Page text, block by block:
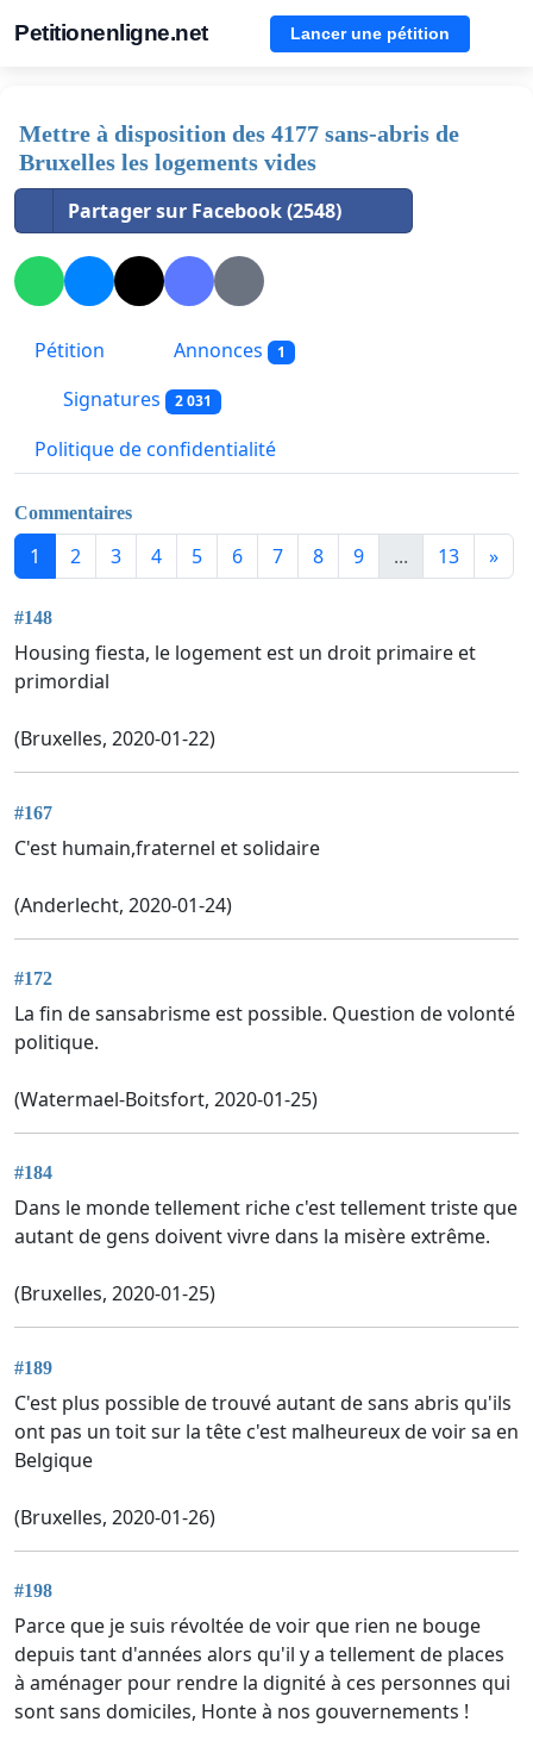
Petitionenligne.net Lancer une pétition
Mettre à disposition des 4177 sans-abris de
Bruxelles les logements vides
Partager sur Facebook (2548)
Pétition Annonces 1
Signatures 2 031
Politique de confidentialité
Commentaires
1 2 3 4 5 6 7 8 9 ... 13 »
#148
Housing fiesta, le logement est un droit primaire et
primordial
(Bruxelles, 2020-01-22)
#167
C'est humain,fraternel et solidaire
(Anderlecht, 2020-01-24)
#172
La fin de sansabrisme est possible. Question de volonté
politique.
(Watermael-Boitsfort, 2020-01-25)
#184
Dans le monde tellement riche c'est tellement triste que
autant de gens doivent vivre dans la misère extrême.
(Bruxelles, 2020-01-25)
#189
C'est plus possible de trouvé autant de sans abris qu'ils
ont pas un toit sur la tête c'est malheureux de voir sa en
Belgique
(Bruxelles, 2020-01-26)
#198
Parce que je suis révoltée de voir que rien ne bouge
depuis tant d'années alors qu'il y a tellement de places
à aménager pour rendre la dignité à ces personnes qui
sont sans domiciles, Honte à nos gouvernements !